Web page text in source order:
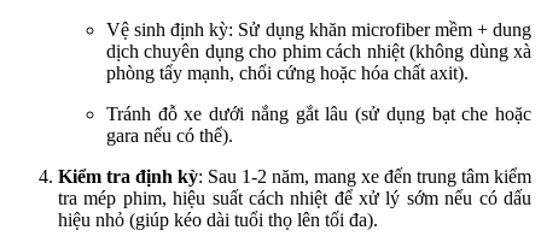
Vệ sinh định kỳ: Sử dụng khăn microfiber mềm + dung
dịch chuyên dụng cho phim cách nhiệt (không dùng xà
phòng tẩy mạnh, chổi cứng hoặc hóa chất axit).
Tránh đỗ xe dưới nắng gắt lâu (sử dụng bạt che hoặc
gara nếu có thể).
Kiểm tra định kỳ: Sau 1-2 năm, mang xe đến trung tâm kiểm
tra mép phim, hiệu suất cách nhiệt để xử lý sớm nếu có dấu
hiệu nhỏ (giúp kéo dài tuổi thọ lên tối đa).